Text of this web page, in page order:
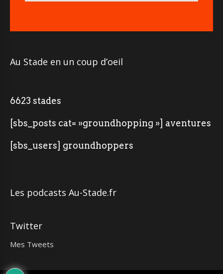
Au Stade en un coup d’oeil
6623 stades
[sbs_posts cat= »groundhopping »] aventures
[sbs_users] groundhoppers
Les podcasts Au-Stade.fr
Twitter
Mes Tweets